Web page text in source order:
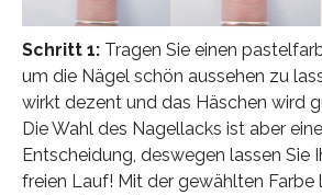
Schritt 1: Tragen Sie einen
um die Nägel schön aussehen zu
wirkt dezent und das Häschen wird
Die Wahl des Nagellacks ist aber
Entscheidung, deswegen lassen Sie
freien Lauf! Mit der gewählten Farbe